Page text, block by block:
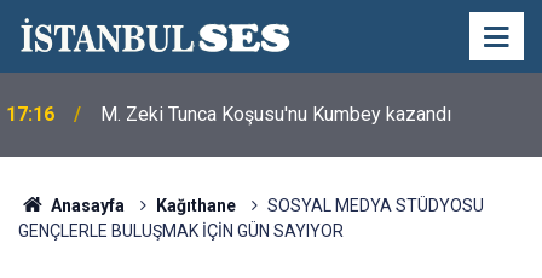
17:16 M. Zeki Tunca Koşusu'nu Kumbey kazandı
21:28
anıyoruz
Anasayfa Kağıthane
SOSYAL MEDYA STÜDYOSU
GENÇLERLE BULUŞMAK İÇİN GÜN SAYIYOR